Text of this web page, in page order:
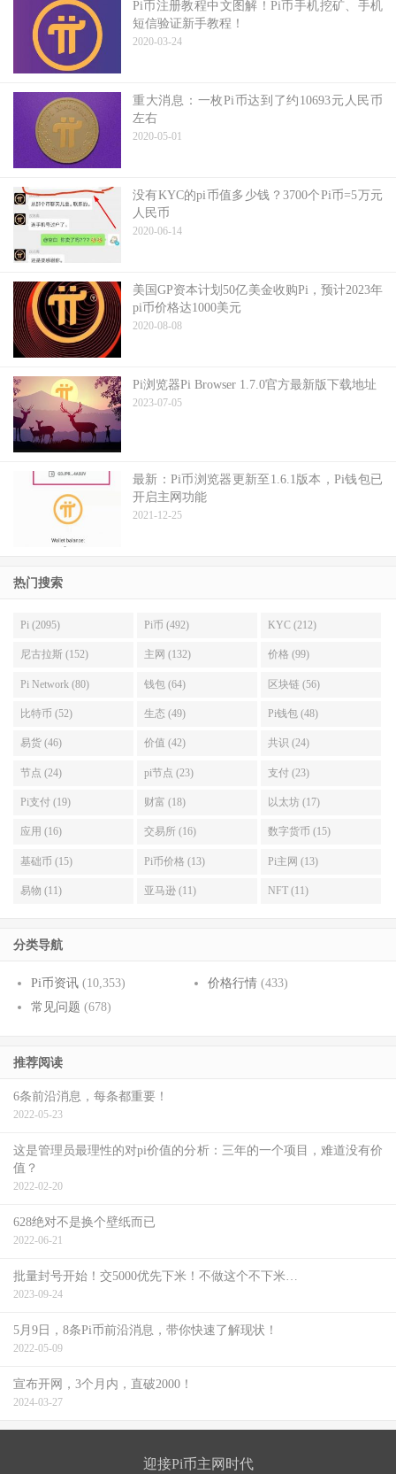
Pi币注册教程中文图解！Pi币手机挖矿、手机
短信验证新手教程！
2020-03-24
重大消息：一枚Pi币达到了约10693元人民币
左右
2020-05-01
没有KYC的pi币值多少钱？3700个Pi币=5万元
人民币
2020-06-14
美国GP资本计划50亿美金收购Pi，预计2023年
pi币价格达1000美元
2020-08-08
Pi浏览器Pi Browser 1.7.0官方最新版下载地址
2023-07-05
最新：Pi币浏览器更新至1.6.1版本，Pi钱包已
开启主网功能
2021-12-25
热门搜索
Pi (2095) Pi币 (492) KYC (212)
尼古拉斯 (152) 主网 (132) 价格 (99)
Pi Network (80) 钱包 (64) 区块链 (56)
比特币 (52) 生态 (49) Pi钱包 (48)
易货 (46) 价值 (42) 共识 (24)
节点 (24) pi节点 (23) 支付 (23)
Pi支付 (19) 财富 (18) 以太坊 (17)
应用 (16) 交易所 (16) 数字货币 (15)
基础币 (15) Pi币价格 (13) Pi主网 (13)
易物 (11) 亚马逊 (11) NFT (11)
分类导航
Pi币资讯 (10,353) 价格行情(433)
常见问题 (678)
推荐阅读
6条前沿消息，每条都重要！
2022-05-23
这是管理员最理性的对pi价值的分析：三年的一个项目，难道没有价
值？
2022-02-20
628绝对不是换个壁纸而已
2022-06-21
批量封号开始！交5000优先下米！不做这个不下米…
2023-09-24
5月9日，8条Pi币前沿消息，带你快速了解现状！
2022-05-09
宣布开网，3个月内，直破2000！
2024-03-27
迎接Pi币主网时代